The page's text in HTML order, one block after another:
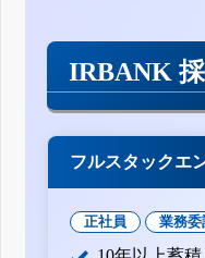
IRBANK
フルスタックエ
正社員 業務委